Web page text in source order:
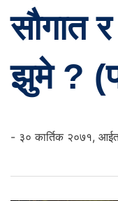
सौगात
झुमे ?
- ३० कार्तिक २०७१,